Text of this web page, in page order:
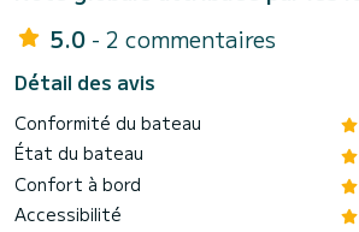
5.0 - 2 commentaires
Détail des avis
Conformité du bateau
État du bateau
Confort à bord
Accessibilité